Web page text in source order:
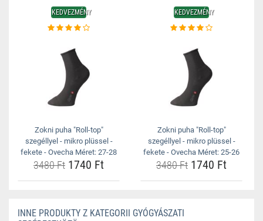
KEDVEZMÉNY
Zokni puha "Roll-top"
szegéllyel - mikro plüssel -
fekete - Ovecha Méret: 27-28
3480 Ft 1740 Ft
KEDVEZMÉNY
Zokni puha "Roll-top"
szegéllyel - mikro plüssel -
fekete - Ovecha Méret: 25-26
3480 Ft 1740 Ft
INNE PRODUKTY Z KATEGORII GYÓGYÁSZATI